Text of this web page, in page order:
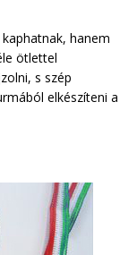
hanem
ötlettel
s szép
elkészíteni a